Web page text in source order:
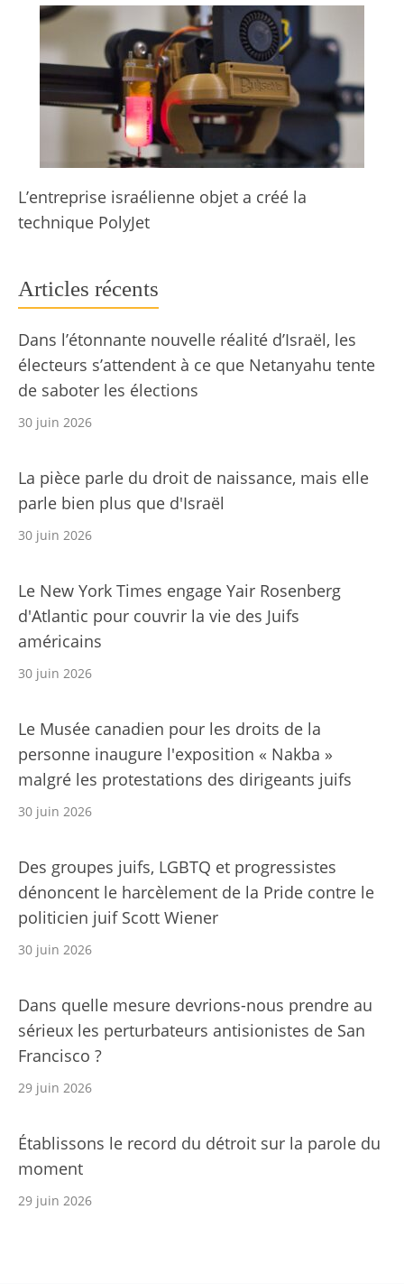
L’entreprise israélienne objet a créé la
technique PolyJet
Articles récents
Dans l’étonnante nouvelle réalité d’Israël, les
électeurs s’attendent à ce que Netanyahu tente
de saboter les élections
30 juin 2026
La pièce parle du droit de naissance, mais elle
parle bien plus que d'Israël
30 juin 2026
Le New York Times engage Yair Rosenberg
d'Atlantic pour couvrir la vie des Juifs
américains
30 juin 2026
Le Musée canadien pour les droits de la
personne inaugure l'exposition « Nakba »
malgré les protestations des dirigeants juifs
30 juin 2026
Des groupes juifs, LGBTQ et progressistes
dénoncent le harcèlement de la Pride contre le
politicien juif Scott Wiener
30 juin 2026
Dans quelle mesure devrions-nous prendre au
sérieux les perturbateurs antisionistes de San
Francisco ?
29 juin 2026
Établissons le record du détroit sur la parole du
moment
29 juin 2026